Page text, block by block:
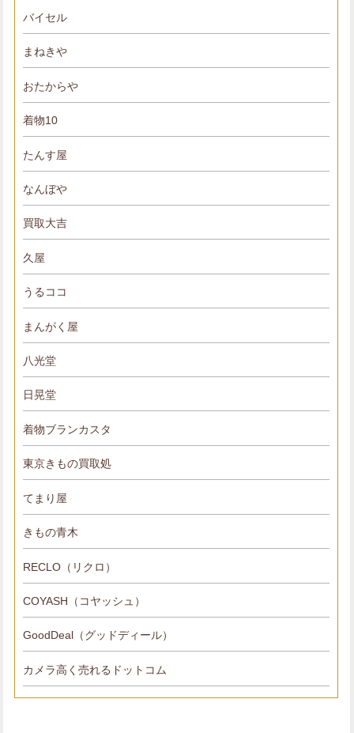
バイセル
まねきや
おたからや
着物10
たんす屋
なんぼや
買取大吉
久屋
うるココ
まんがく屋
八光堂
日晃堂
着物ブランカスタ
東京きもの買取処
てまり屋
きもの青木
RECLO（リクロ）
COYASH（コヤッシュ）
GoodDeal（グッドディール）
カメラ高く売れるドットコム